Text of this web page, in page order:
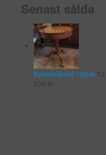
Senast sålda
Karusellbord i björk 12
500 kr